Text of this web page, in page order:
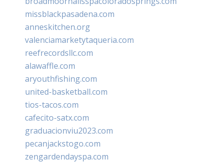
missblackpasadena.com
anneskitchen.org
valenciamarketytaqueria.com
reefrecordsllc.com
alawaffle.com
aryouthfishing.com
united-basketball.com
tios-tacos.com
cafecito-satx.com
graduacionviu2023.com
pecanjackstogo.com
zengardendayspa.com